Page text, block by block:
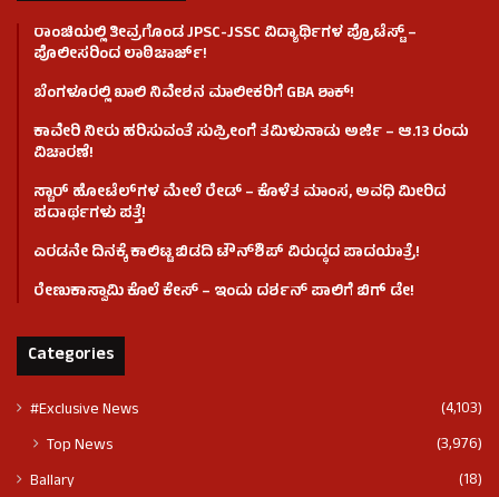
ರಾಂಚಿಯಲ್ಲಿ ತೀವ್ರಗೊಂಡ JPSC-JSSC ವಿದ್ಯಾರ್ಥಿಗಳ ಪ್ರೊಟೆಸ್ಟ್ –
ಪೊಲೀಸರಿಂದ ಲಾಠಿಚಾರ್ಜ್!
ಬೆಂಗಳೂರಲ್ಲಿ ಖಾಲಿ ನಿವೇಶನ ಮಾಲೀಕರಿಗೆ GBA ಶಾಕ್!
ಕಾವೇರಿ ನೀರು ಹರಿಸುವಂತೆ ಸುಪ್ರೀಂಗೆ ತಮಿಳುನಾಡು ಅರ್ಜಿ – ಆ.13 ರಂದು
ವಿಚಾರಣೆ!
ಸ್ಟಾರ್ ಹೋಟೆಲ್​​​ಗಳ ಮೇಲೆ ರೇಡ್ – ಕೊಳೆತ ಮಾಂಸ, ಅವಧಿ ಮೀರಿದ
ಪದಾರ್ಥಗಳು ಪತ್ತೆ!
ಎರಡನೇ ದಿನಕ್ಕೆ ಕಾಲಿಟ್ಟ ಬಿಡದಿ ಟೌನ್​ಶಿಪ್ ವಿರುದ್ಧದ ಪಾದಯಾತ್ರೆ!
ರೇಣುಕಾಸ್ವಾಮಿ ಕೊಲೆ‌ ಕೇಸ್​ – ಇಂದು ದರ್ಶನ್ ಪಾಲಿಗೆ ಬಿಗ್ ಡೇ!
Categories
#Exclusive News (4,103)
Top News (3,976)
Ballary
(18)